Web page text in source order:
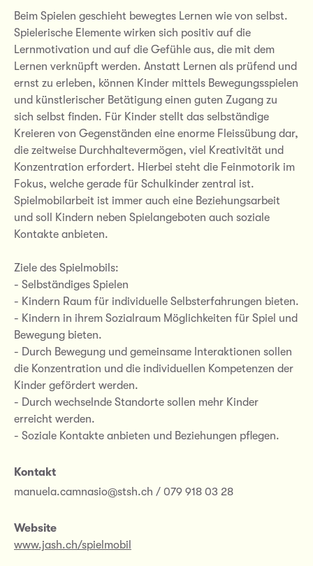
Beim Spielen geschieht bewegtes Lernen wie von selbst.
Spielerische Elemente wirken sich positiv auf die
Lernmotivation und auf die Gefühle aus, die mit dem
Lernen verknüpft werden. Anstatt Lernen als prüfend und
ernst zu erleben, können Kinder mittels Bewegungsspielen
und künstlerischer Betätigung einen guten Zugang zu
sich selbst finden. Für Kinder stellt das selbständige
Kreieren von Gegenständen eine enorme Fleissübung dar,
die zeitweise Durchhaltevermögen, viel Kreativität und
Konzentration erfordert. Hierbei steht die Feinmotorik im
Fokus, welche gerade für Schulkinder zentral ist.
Spielmobilarbeit ist immer auch eine Beziehungsarbeit
und soll Kindern neben Spielangeboten auch soziale
Kontakte anbieten.
Ziele des Spielmobils:
- Selbständiges Spielen
- Kindern Raum für individuelle Selbsterfahrungen bieten.
- Kindern in ihrem Sozialraum Möglichkeiten für Spiel und
Bewegung bieten.
- Durch Bewegung und gemeinsame Interaktionen sollen
die Konzentration und die individuellen Kompetenzen der
Kinder gefördert werden.
- Durch wechselnde Standorte sollen mehr Kinder
erreicht werden.
- Soziale Kontakte anbieten und Beziehungen pflegen.
Kontakt
manuela.camnasio@stsh.ch / 079 918 03 28
Website
www.jash.ch/spielmobil